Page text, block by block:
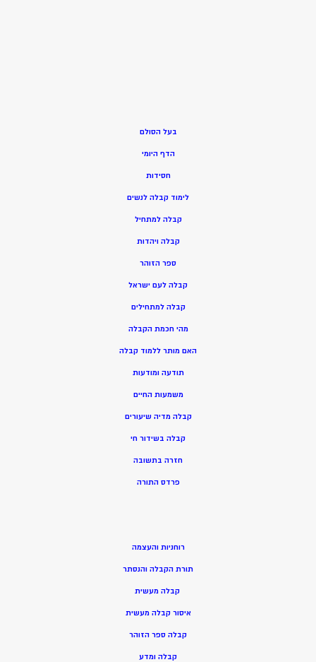
בעל הסולם
הדף היומי
חסידות
לימוד קבלה לנשים
קבלה למתחיל
קבלה ויהדות
ספר הזוהר
קבלה לעם ישראל
קבלה למתחילים
מהי חכמת הקבלה
האם מותר ללמוד קבלה
תודעה ומודעות
משמעות החיים
קבלה מדיה שיעורים
קבלה בשידור חי
חזרה בתשובה
פרדס התורה
רוחניות והעצמה
תורת הקבלה והנסתר
קבלה מעשית
איסור קבלה מעשית
קבלה ספר הזוהר
קבלה ומדע